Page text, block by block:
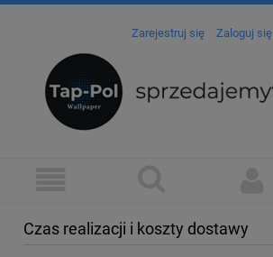
Zarejestruj się Zaloguj się
Czas realizacji i koszty dostawy